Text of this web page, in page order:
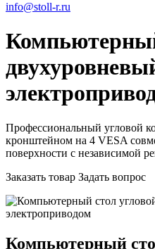
info@stoll-r.ru
Профессиональный угловой
кронштейном на 4 VESA
поверхности с независимой
Заказать товар Задать вопрос
Компьютерный